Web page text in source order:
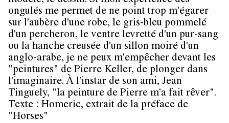
ongulés me permet de ne point trop m'égarer
sur l'aubère d'une robe, le gris-bleu pommelé
d'un percheron, le ventre levretté d'un pur-sang
ou la hanche creusée d'un sillon moiré d'un
anglo-arabe, je ne peux m'empêcher devant les
"peintures" de Pierre Keller, de plonger dans
l'imaginaire. À l'instar de son ami, Jean
Tinguely, "la peinture de Pierre m'a fait rêver".
Texte : Homeric, extrait de la préface de
"Horses"